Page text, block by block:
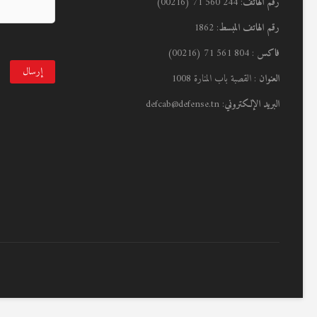
رقم الهاتف المبسط: 1862
فاكس : 804 561 71 (00216)
العنوان : القصبة باب المنارة 1008
البريد الإلكتروني: defcab@defense.tn